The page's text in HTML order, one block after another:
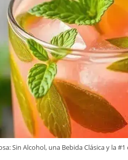
Sin Alcohol, una Bebida Clásica y la